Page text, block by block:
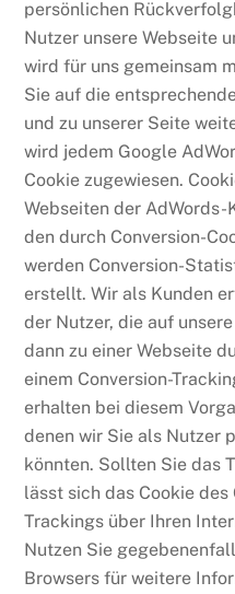
persönlichen
Nutzer unsere Webseite
wird für uns gemeinsam
Sie auf die
und zu unserer Seite
wird jedem Google
Cookie zugewiesen.
Webseiten der
den durch Conversion-
werden Conversion-
erstellt. Wir als Kunden
der Nutzer, die auf
dann zu einer Webseite
einem Conversion-
erhalten bei diesem
denen wir Sie als Nutzer
könnten. Sollten Sie das
lässt sich das Cookie des
Trackings über Ihren
Nutzen Sie
Browsers für weitere